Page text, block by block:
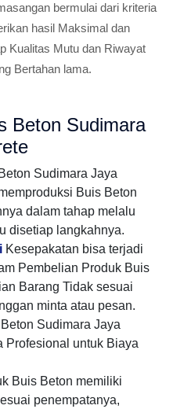
bermulai dari kriteria
hasil Maksimal dan
Kualitas Mutu dan Riwayat
Bertahan lama.
Beton Sudimara
Sudimara Jaya
Buis Beton
dalam tahap melalu
disetiap langkahnya.
Kesepakatan bisa terjadi
Pembelian Produk Buis
Barang Tidak sesuai
minta atau pesan.
Sudimara Jaya
Profesional untuk Biaya
Buis Beton memiliki
penempatanya,